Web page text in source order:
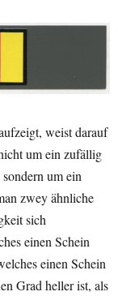
weist darauf
um ein zufällig
um ein
zwey ähnliche
sich
einen Schein
einen Schein
Grad heller ist, als